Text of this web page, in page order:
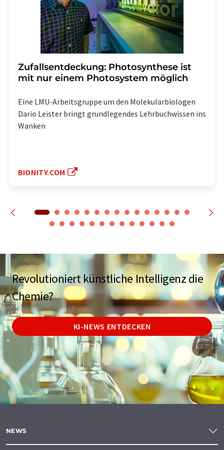
Zufallsentdeckung: Photosynthese ist
mit nur einem Photosystem möglich
Eine LMU-Arbeitsgruppe um den Molekularbiologen
Dario Leister bringt grundlegendes Lehrbuchwissen ins
Wanken
BIONITY.COM
Revolutioniert künstliche Intelligenz die
Chemie?
KI-NEWS ENTDECKEN
NEWS